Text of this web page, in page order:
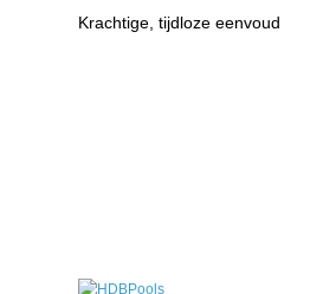
Krachtige, tijdloze eenvoud